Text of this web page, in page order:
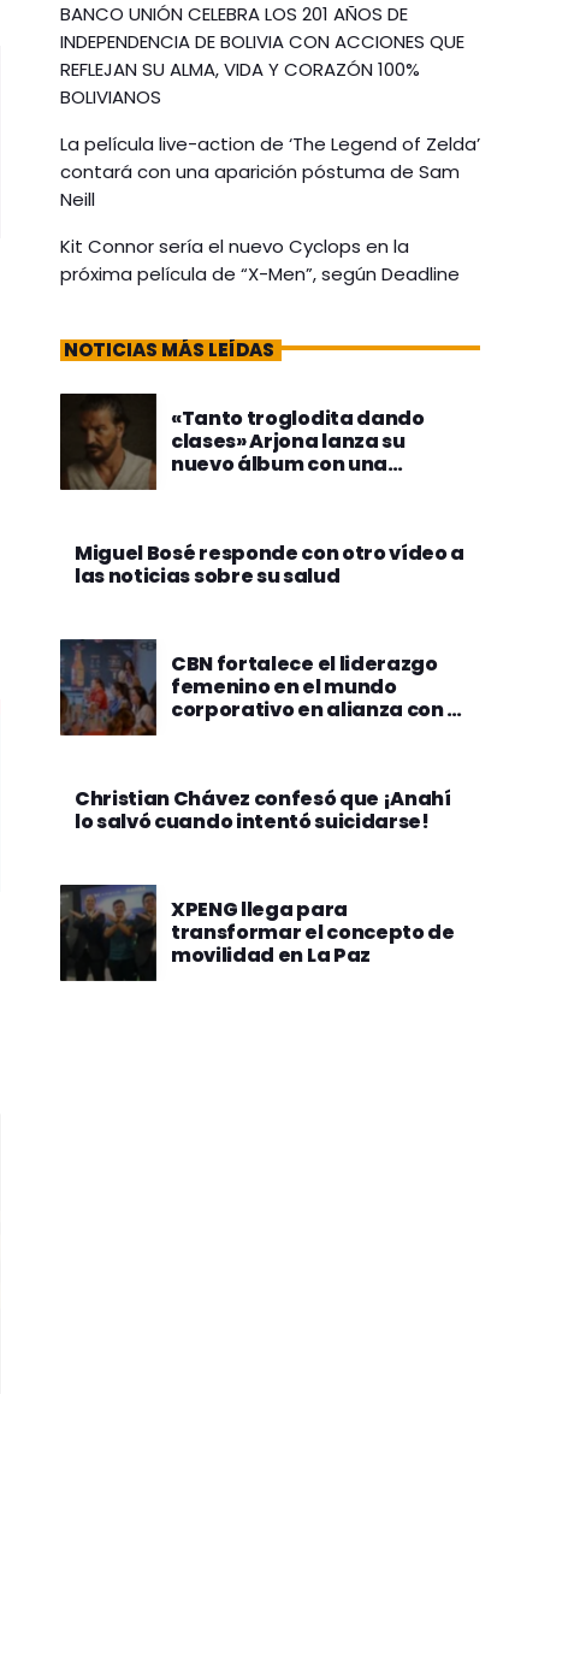
BANCO UNIÓN CELEBRA LOS 201 AÑOS DE
INDEPENDENCIA DE BOLIVIA CON ACCIONES QUE
REFLEJAN SU ALMA, VIDA Y CORAZÓN 100%
BOLIVIANOS
La película live-action de ‘The Legend of Zelda’
contará con una aparición póstuma de Sam
Neill
Kit Connor sería el nuevo Cyclops en la
próxima película de “X-Men”, según Deadline
NOTICIAS MÁS LEÍDAS
«Tanto troglodita dando
clases» Arjona lanza su
nuevo álbum con una
Miguel Bosé responde con otro vídeo a
las noticias sobre su salud
CBN fortalece el liderazgo
femenino en el mundo
corporativo en alianza con la
Christian Chávez confesó que ¡Anahí
lo salvó cuando intentó suicidarse!
XPENG llega para
transformar el concepto de
movilidad en La Paz